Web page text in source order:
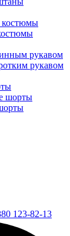
костюмы
рукавом
рукавом
шорты
123-82-13